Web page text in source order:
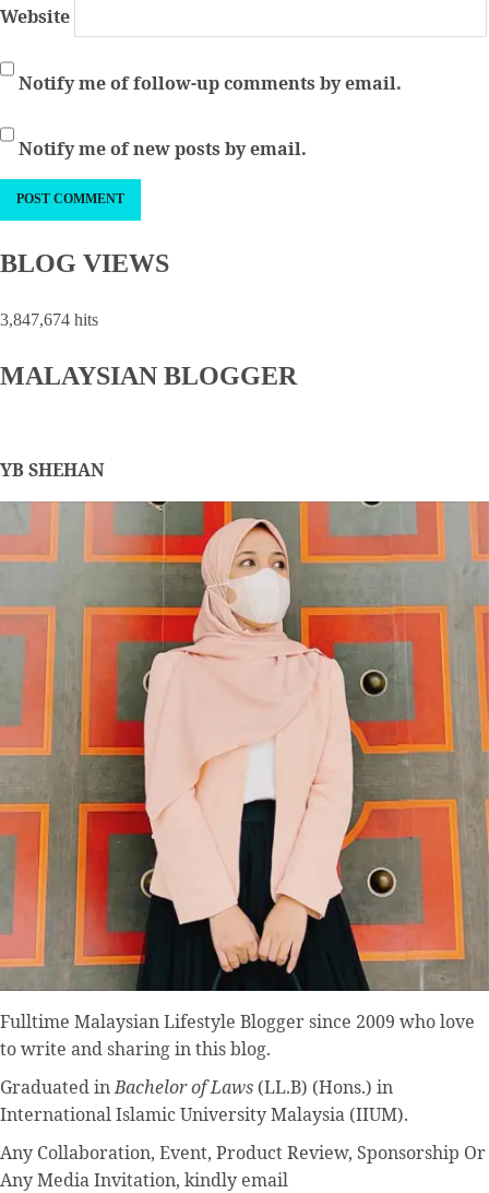
Website
Notify me of follow-up comments by email.
Notify me of new posts by email.
BLOG VIEWS
3,847,674 hits
MALAYSIAN BLOGGER
YB SHEHAN
Fulltime Malaysian Lifestyle Bloggersince 2009 who love
to write and sharing in this blog.
Graduated inBachelor of Laws (LL.B) (Hons.) in
International Islamic University Malaysia (IIUM).
Any Collaboration, Event, Product Review, Sponsorship Or
Any Media Invitation, kindly email